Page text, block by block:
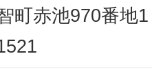
町赤池970番地1